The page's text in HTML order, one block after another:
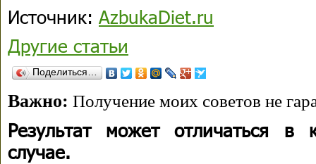
Источник: AzbukaDiet.ru
Другие статьи
Поделиться…
Важно: Получение моих советов не
Результат может отличаться в
случае.